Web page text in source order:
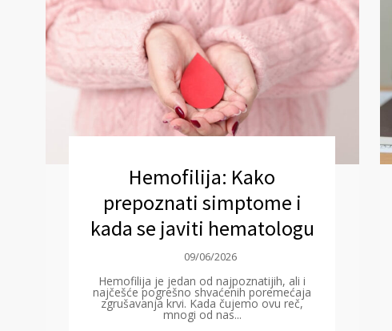
Hemofilija: Kako
prepoznati simptome i
kada se javiti hematologu
09/06/2026
Hemofilija je jedan od najpoznatijih, ali i
najčešće pogrešno shvaćenih poremećaja
zgrušavanja krvi. Kada čujemo ovu reč,
mnogi od nas...